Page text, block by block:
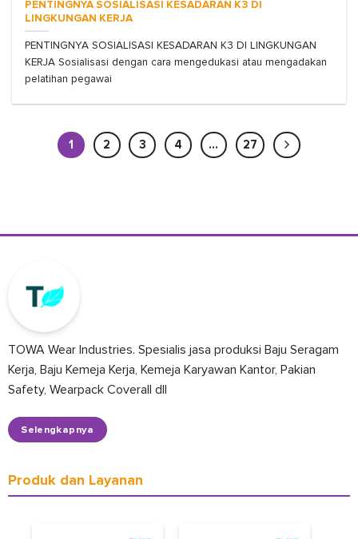
PENTINGNYA SOSIALISASI KESADARAN K3 DI
LINGKUNGAN KERJA
PENTINGNYA SOSIALISASI KESADARAN K3 DI LINGKUNGAN
KERJA Sosialisasi dengan cara mengedukasi atau mengadakan
pelatihan pegawai
1 2 3 4 … 27
TOWA Wear Industries. Spesialis jasa produksi Baju Seragam
Kerja, Baju Kemeja Kerja, Kemeja Karyawan Kantor, Pakian
Safety, Wearpack Coverall dll
Selengkapnya
Produk dan Layanan